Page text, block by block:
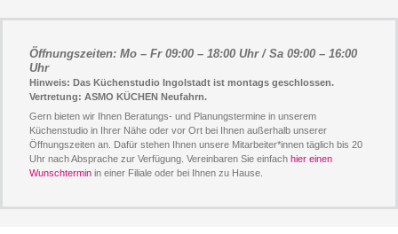
Öffnungszeiten: Mo – Fr 09:00 – 18:00 Uhr / Sa 09:00 – 16:00
Uhr
Hinweis: Das Küchenstudio Ingolstadt ist montags geschlossen.
Vertretung: ASMO KÜCHEN Neufahrn.
Gern bieten wir Ihnen Beratungs- und Planungstermine in unserem
Küchenstudio in Ihrer Nähe oder vor Ort bei Ihnen außerhalb unserer
Öffnungszeiten an. Dafür stehen Ihnen unsere Mitarbeiter*innen täglich bis 20
Uhr nach Absprache zur Verfügung. Vereinbaren Sie einfach hier einen
Wunschtermin in einer Filiale oder bei Ihnen zu Hause.